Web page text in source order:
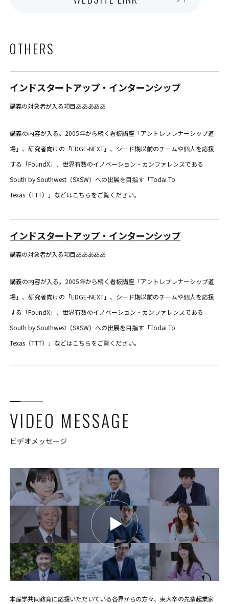
OTHERS
インドスタートアップ・インターンシップ
講義の対象者が入る項目あああああ
講義の内容が入る。2005年から続く看板講座「アントレプレナーシップ道
場」、研究者向けの「EDGE-NEXT」、シード期以前のチームや個人を応援
する「FoundX」、世界有数のイノベーション・カンファレンスである
South by Southwest（SXSW）への出展を目指す「Todai To
Texas（TTT）」などはこちらをご覧ください。
インドスタートアップ・インターンシップ
講義の対象者が入る項目あああああ
講義の内容が入る。2005年から続く看板講座「アントレプレナーシップ道
場」、研究者向けの「EDGE-NEXT」、シード期以前のチームや個人を応援
する「FoundX」、世界有数のイノベーション・カンファレンスである
South by Southwest（SXSW）への出展を目指す「Todai To
Texas（TTT）」などはこちらをご覧ください。
VIDEO MESSAGE
ビデオメッセージ
本産学共同教育に応援いただいている各界からの方々、東大卒の先輩起業家